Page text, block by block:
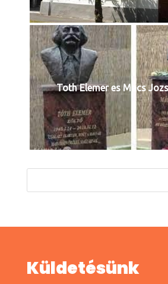
Toth Elemer es Macs
Küldetésünk